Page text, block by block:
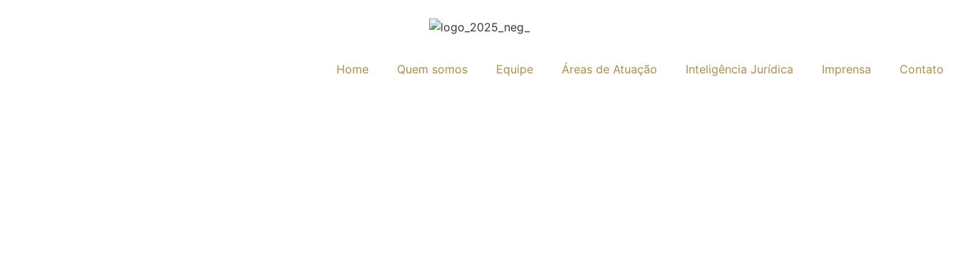
Home Quem somos Equipe Áreas de Atuação Inteligência Jurídica Imprensa Contato